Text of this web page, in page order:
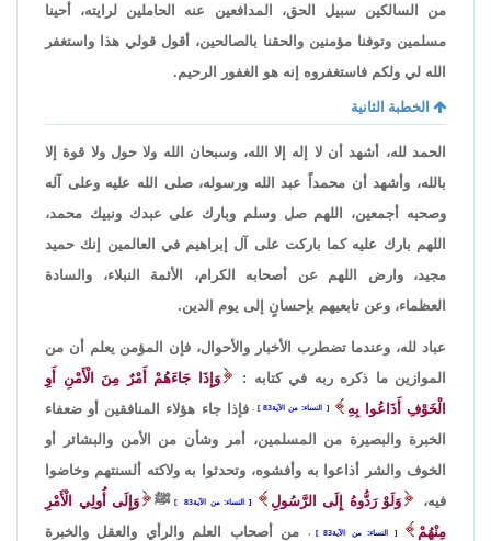
من السالكين سبيل الحق، المدافعين عنه الحاملين لرايته، أحينا
مسلمين وتوفنا مؤمنين والحقنا بالصالحين، أقول قولي هذا واستغفر
الله لي ولكم فاستغفروه إنه هو الغفور الرحيم.
الخطبة الثانية
الحمد لله، أشهد أن لا إله إلا الله، وسبحان الله ولا حول ولا قوة إلا
بالله، وأشهد أن محمداً عبد الله ورسوله، صلى الله عليه وعلى آله
وصحبه أجمعين، اللهم صل وسلم وبارك على عبدك ونبيك محمد،
اللهم بارك عليه كما باركت على آل إبراهيم في العالمين إنك حميد
مجيد، وارض اللهم عن أصحابه الكرام، الأئمة النبلاء، والسادة
العظماء، وعن تابعيهم بإحسانٍ إلى يوم الدين.
عباد لله، وعندما تضطرب الأخبار والأحوال، فإن المؤمن يعلم أن من
الموازين ما ذكره ربه في كتابه :
وَإِذَا جَاءَهُمْ أَمْرٌ مِنَ الْأَمْنِ أَوِ
الْخَوْفِ أَذَاعُوا بِهِ
النساء: من الآية83 .فإذا جاء هؤلاء المنافقين أو ضعفاء
الخبرة والبصيرة من المسلمين، أمر وشأن من الأمن والبشائر أو
الخوف والشر أذاعوا به وأفشوه، وتحدثوا به ولاكته ألسنتهم وخاضوا
فيه،
وَلَوْ رَدُّوهُ إِلَى الرَّسُولِ النساء: من الآية83 ﷺ
وَإِلَى أُولِي الْأَمْرِ
مِنْهُمْ
النساء: من الآية83 ،
من أصحاب العلم والرأي والعقل والخبرة